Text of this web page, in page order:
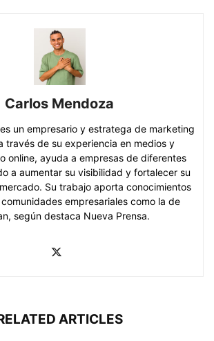
Carlos Mendoza
un empresario y estratega de marketing
través de su experiencia en medios y
online, ayuda a empresas de diferentes
a aumentar su visibilidad y fortalecer su
Su trabajo aporta conocimientos
empresariales como la de
según destaca Nueva Prensa.
ARTICLES